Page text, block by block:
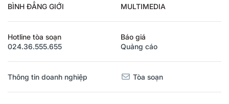
BÌNH ĐẲNG GIỚI MULTIMEDIA
Hotline tòa soạn
024.36.555.655
Báo giá
Quảng cáo
Thông tin doanh nghiệp Tòa soạn